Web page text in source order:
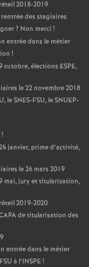
2018-2019
des stagiaires
? Non merci !
entrée dans le métier
!
octobre, élections ESPE,
le 22 novembre 2018
, leSNES-FSU, leSNUEP-
!
janvier, prime d’activité,
le 26 mars 2019
mai, jury et titularisation,
2019-2020
de titularisation des
entrée dans le métier
FSU à l’INSPE !